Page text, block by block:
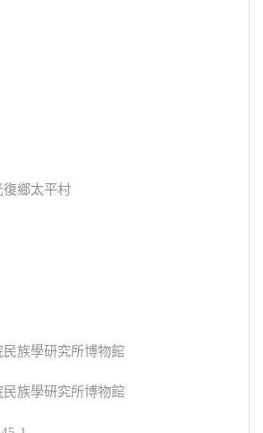
復鄉太平村
族學研究所博物館
族學研究所博物館